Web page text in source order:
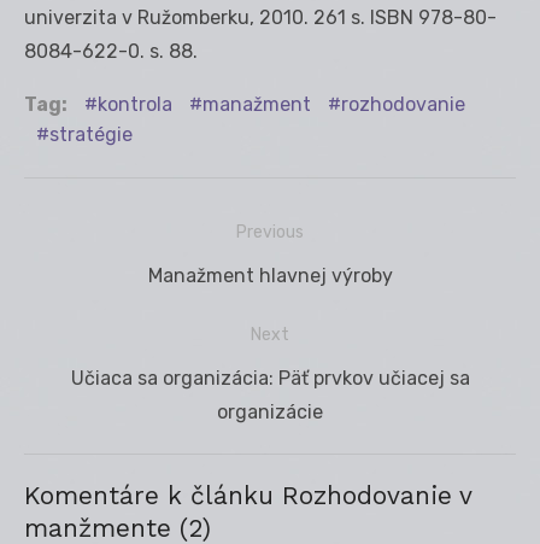
univerzita v Ružomberku, 2010. 261 s. ISBN 978-80-
8084-622-0. s. 88.
Tag: kontrola manažment
rozhodovanie
stratégie
Previous
Previous
Manažment hlavnej výroby
Next
NextUčiaca sa organizácia: Päť prvkov učiacej sa
organizácie
Komentáre k článku Rozhodovanie v
manžmente (2)